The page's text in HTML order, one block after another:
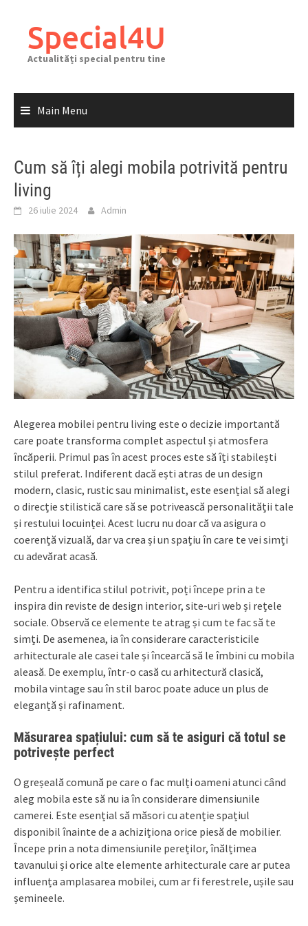
contentSpecial4U
Actualități special pentru tine
Main Menu
Cum să îți alegi mobila potrivită pentru
living
26 iulie 2024 Admin
Alegerea mobilei pentru living este o decizie importantă
care poate transforma complet aspectul și atmosfera
încăperii. Primul pas în acest proces este să îți stabilești
stilul preferat. Indiferent dacă ești atras de un design
modern, clasic, rustic sau minimalist, este esențial să alegi
o direcție stilistică care să se potrivească personalității tale
și restului locuinței. Acest lucru nu doar că va asigura o
coerență vizuală, dar va crea și un spațiu în care te vei simți
cu adevărat acasă.
Pentru a identifica stilul potrivit, poți începe prin a te
inspira din reviste de design interior, site-uri web și rețele
sociale. Observă ce elemente te atrag și cum te fac să te
simți. De asemenea, ia în considerare caracteristicile
arhitecturale ale casei tale și încearcă să le îmbini cu mobila
aleasă. De exemplu, într-o casă cu arhitectură clasică,
mobila vintage sau în stil baroc poate aduce un plus de
eleganță și rafinament.
Măsurarea spațiului: cum să te asiguri că totul se
potrivește perfect
O greșeală comună pe care o fac mulți oameni atunci când
aleg mobila este să nu ia în considerare dimensiunile
camerei. Este esențial să măsori cu atenție spațiul
disponibil înainte de a achiziționa orice piesă de mobilier.
Începe prin a nota dimensiunile pereților, înălțimea
tavanului și orice alte elemente arhitecturale care ar putea
influența amplasarea mobilei, cum ar fi ferestrele, ușile sau
șemineele.